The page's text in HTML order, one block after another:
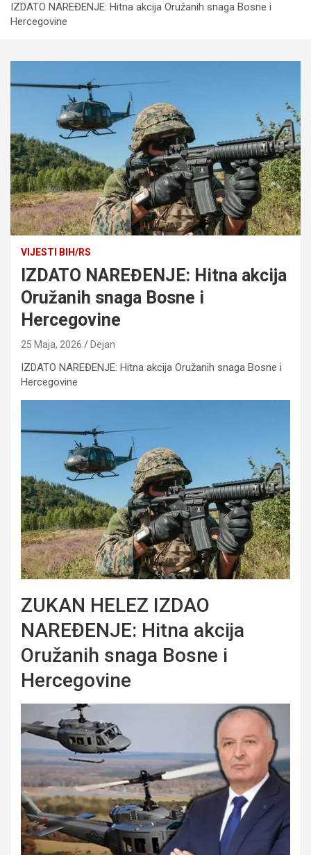
IZDATO NAREĐENJE: Hitna akcija Oružanih snaga Bosne i
Hercegovine
VIJESTI BIH/RS
IZDATO NAREĐENJE: Hitna akcija
Oružanih snaga Bosne i
Hercegovine
25 Maja, 2026 Dejan
IZDATO NAREĐENJE: Hitna akcija Oružanih snaga Bosne i
Hercegovine
ZUKAN HELEZ IZDAO
NAREĐENJE: Hitna akcija
Oružanih snaga Bosne i
Hercegovine